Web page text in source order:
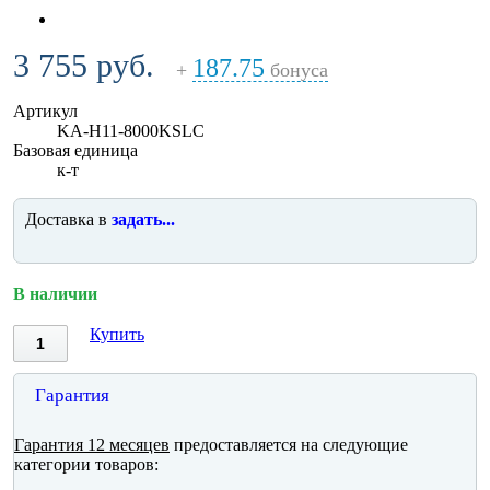
3 755 руб. + 187.75 бонуса
Артикул
KA-H11-8000KSLC
Базовая единица
к-т
Доставка в задать...
В наличии
Купить
Гарантия
Гарантия 12 месяцев предоставляется на следующие
категории товаров: